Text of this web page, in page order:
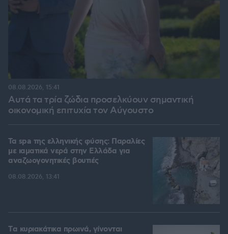
Αυτά τα τρία ζώδια προσελκύουν σημαντική
οικονομική επιτυχία τον Αύγουστο
08.08.2026, 15:41
Τα spa της ελληνικής φύσης: Παραλίες
με ιαματικά νερά στην Ελλάδα για
αναζωογονητικές βουτιές
08.08.2026, 13:41
Tα κυριακάτικα πρωινά, γίνονται